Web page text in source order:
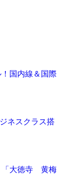
国内線＆国際
ネスクラス搭
「大徳寺 黄梅